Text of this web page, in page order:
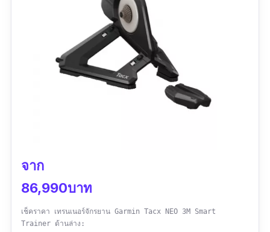
สนุก ต่อเข้าสวิฟก็ง่ายมากๆ”
จาก
86,990บาท
เช็คราคา เทรนเนอร์จักรยาน Garmin Tacx NEO 3M Smart
Trainer ด้านล่าง: